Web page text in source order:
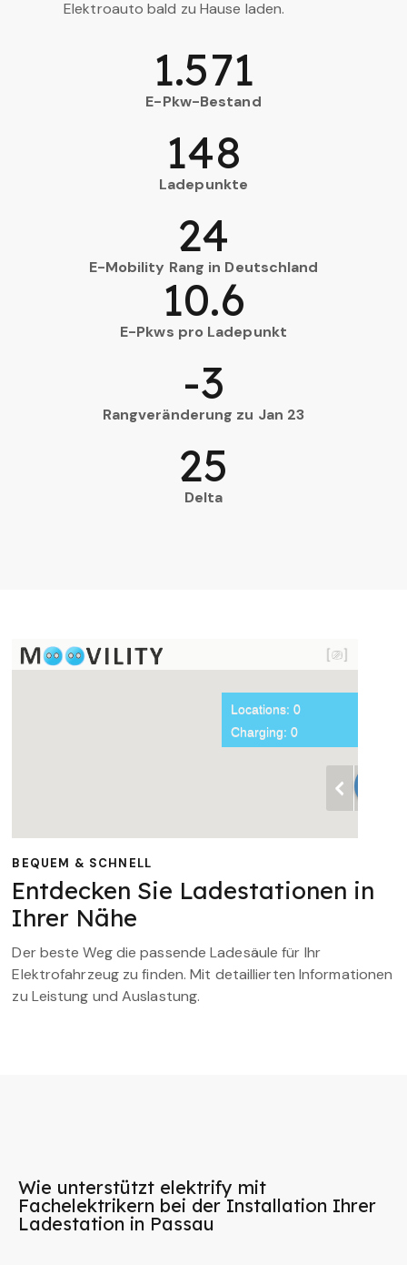
Elektroauto bald zu Hause laden.
E-Pkw-Bestand
1.571
Ladepunkte
148
E-Mobility Rang in Deutschland
24
E-Pkws pro Ladepunkt
10.6
Rangveränderung zu Jan 23
-3
Delta
25
BEQUEM & SCHNELL
Entdecken Sie Ladestationen in
Ihrer Nähe
Der beste Weg die passende Ladesäule für Ihr
Elektrofahrzeug zu finden. Mit detaillierten Informationen
zu Leistung und Auslastung.
Wie unterstützt elektrify mit
Fachelektrikern bei der Installation Ihrer
Ladestation in Passau